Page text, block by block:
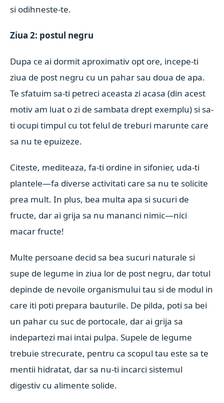
si odihneste-te.
Ziua 2: postul negru
Dupa ce ai dormit aproximativ opt ore, incepe-ti
ziua de post negru cu un pahar sau doua de apa.
Te sfatuim sa-ti petreci aceasta zi acasa (din acest
motiv am luat o zi de sambata drept exemplu) si sa-
ti ocupi timpul cu tot felul de treburi marunte care
sa nu te epuizeze.
Citeste, mediteaza, fa-ti ordine in sifonier, uda-ti
plantele—fa diverse activitati care sa nu te solicite
prea mult. In plus, bea multa apa si sucuri de
fructe, dar ai grija sa nu mananci nimic—nici
macar fructe!
Multe persoane decid sa bea sucuri naturale si
supe de legume in ziua lor de post negru, dar totul
depinde de nevoile organismului tau si de modul in
care iti poti prepara bauturile. De pilda, poti sa bei
un pahar cu suc de portocale, dar ai grija sa
indepartezi mai intai pulpa. Supele de legume
trebuie strecurate, pentru ca scopul tau este sa te
mentii hidratat, dar sa nu-ti incarci sistemul
digestiv cu alimente solide.